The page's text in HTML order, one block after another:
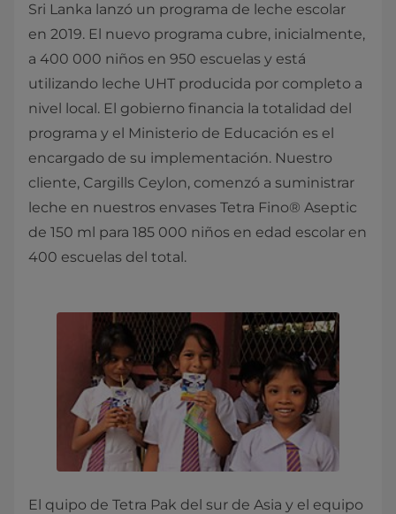
Sri Lanka lanzó un programa de leche escolar
en 2019. El nuevo programa cubre, inicialmente,
a 400 000 niños en 950 escuelas y está
utilizando leche UHT producida por completo a
nivel local. El gobierno financia la totalidad del
programa y el Ministerio de Educación es el
encargado de su implementación. Nuestro
cliente, Cargills Ceylon, comenzó a suministrar
leche en nuestros envases Tetra Fino® Aseptic
de 150 ml para 185 000 niños en edad escolar en
400 escuelas del total.
El quipo de Tetra Pak del sur de Asia y el equipo